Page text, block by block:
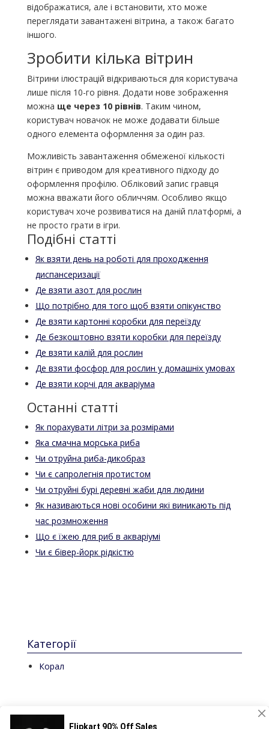
відображатися, але і встановити, хто може
переглядати завантажені вітрина, а також багато
іншого.
Зробити кілька вітрин
Вітрини ілюстрацій відкриваються для користувача
лише після 10-го рівня. Додати нове зображення
можна ще через 10 рівнів. Таким чином,
користувач новачок не може додавати більше
одного елемента оформлення за один раз.
Можливість завантаження обмеженої кількості
вітрин є приводом для креативного підходу до
оформлення профілю. Обліковий запис гравця
можна вважати його обличчям. Особливо якщо
користувач хоче розвиватися на даній платформі, а
не просто грати в ігри.
Подібні статті
Як взяти день на роботі для проходження
диспансеризації
Де взяти азот для рослин
Що потрібно для того щоб взяти опікунство
Де взяти картонні коробки для переїзду
Де безкоштовно взяти коробки для переїзду
Де взяти калій для рослин
Де взяти фосфор для рослин у домашніх умовах
Де взяти корчі для акваріума
Останні статті
Як порахувати літри за розмірами
Яка смачна морська риба
Чи отруйна риба-дикобраз
Чи є сапролегнія протистом
Чи отруйні бурі деревні жаби для людини
Як називаються нові особини які виникають під
час розмноження
Що є їжею для риб в акваріумі
Чи є бівер-йорк рідкістю
Категорії
Корал